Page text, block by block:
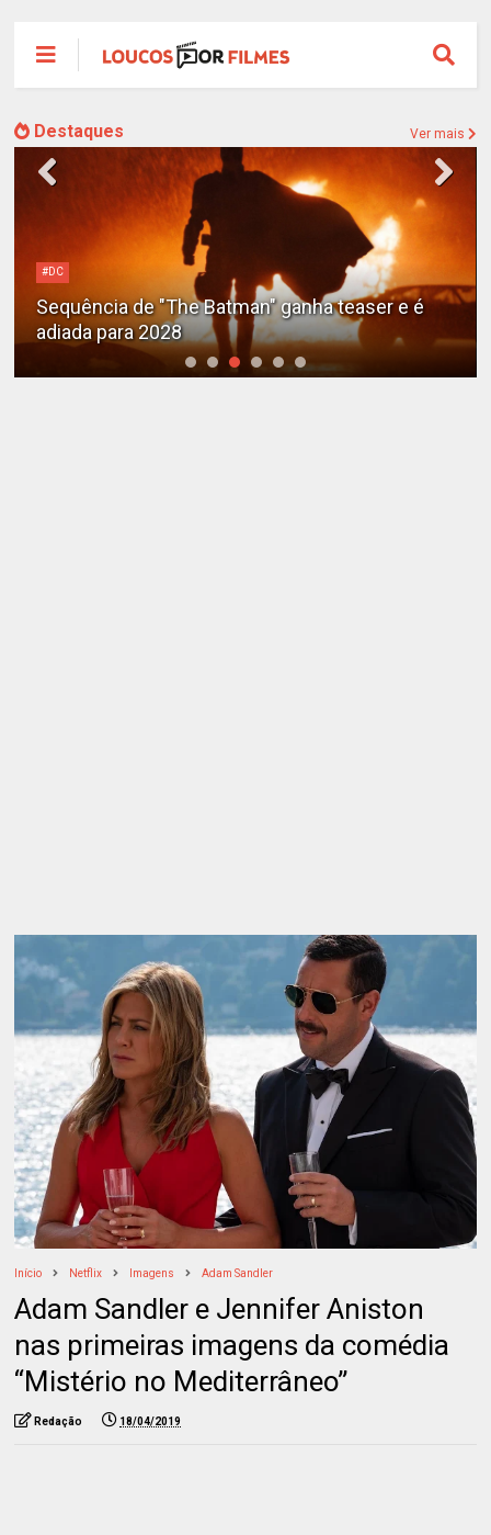
Destaques Ver mais
#DC
Sequência de "The Batman" ganha teaser e é
adiada para 2028
Início Netflix Imagens Adam Sandler
Adam Sandler e Jennifer Aniston
nas primeiras imagens da comédia
“Mistério no Mediterrâneo”
Redação 18/04/2019